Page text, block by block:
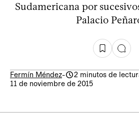
Sudamericana por
Palacio
Fermín Méndez-
2 minutos de
11 de noviembre de 2015